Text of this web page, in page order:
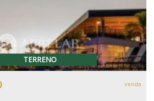
TERRENO
venda